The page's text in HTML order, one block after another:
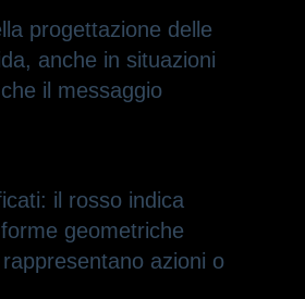
progettazione delle
anche in situazioni
il messaggio
il rosso indica
geometriche
azioni o